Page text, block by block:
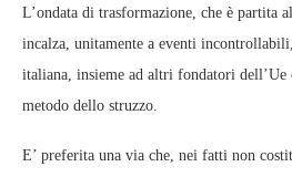
L’ondata di trasformazione, che è partita
incalza, unitamente a eventi
italiana, insieme ad altri fondatori
metodo dello struzzo.
E’ preferita una via che, nei fatti non